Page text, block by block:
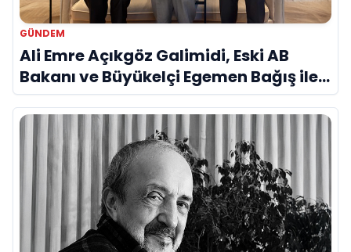
GÜNDEM
Ali Emre Açıkgöz Galimidi, Eski AB
Bakanı ve Büyükelçi Egemen Bağış ile
Bir Araya Geldi